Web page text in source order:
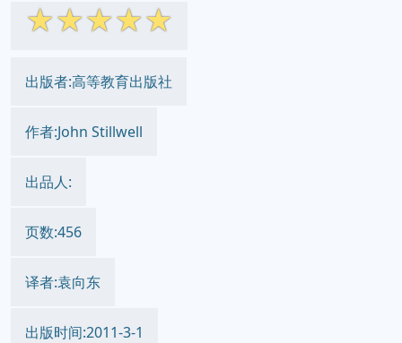
☆☆☆☆☆
出版者:高等教育出版社
作者:John Stillwell
出品人:
页数:456
译者:袁向东
出版时间:2011-3-1